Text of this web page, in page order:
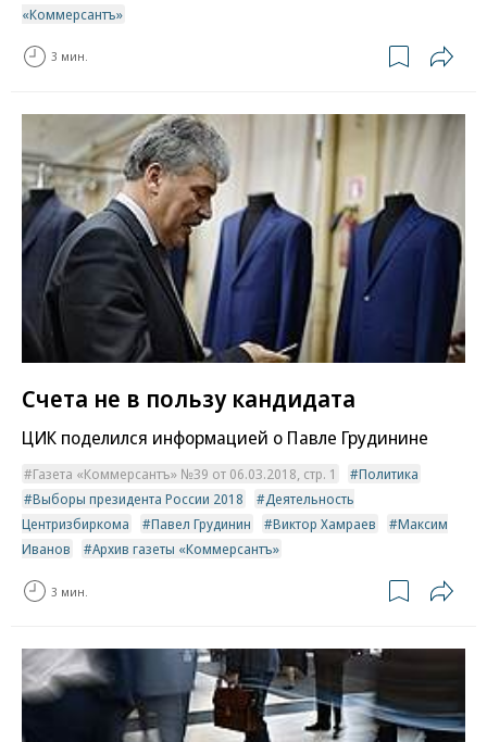
«Коммерсантъ»
3 мин.
Счета не в пользу кандидата
ЦИК поделился информацией о Павле Грудинине
Газета «Коммерсантъ» №39 от 06.03.2018, стр. 1
Политика
Выборы президента России 2018
Деятельность
Центризбиркома
Павел Грудинин Виктор Хамраев
Максим
Иванов
Архив газеты «Коммерсантъ»
3 мин.